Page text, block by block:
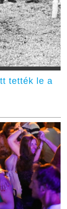
tették le a